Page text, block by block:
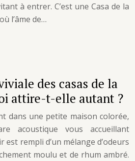
à entrer. C’est une Casa de la
l’âme de…
des casas de la
attire-t-elle autant ?
dans une petite maison colorée,
acoustique vous accueillant
est rempli d’un mélange d’odeurs
moulu et de rhum ambré.